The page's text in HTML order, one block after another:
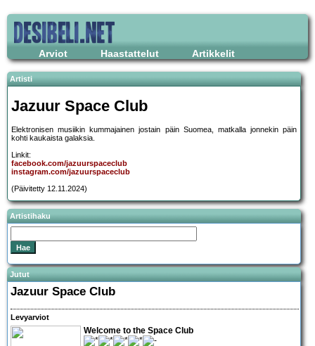
Arviot Haastattelut Artikkelit
Artisti
Jazuur Space Club
Elektronisen musiikin kummajainen jostain päin Suomea, matkalla jonnekin päin
kohti kaukaista galaksia.
Linkit:
facebook.com/jazuurspaceclub
instagram.com/jazuurspaceclub
(Päivitetty 12.11.2024)
Artistihaku
Jutut
Jazuur Space Club
Levyarviot
Welcome to the Space Club